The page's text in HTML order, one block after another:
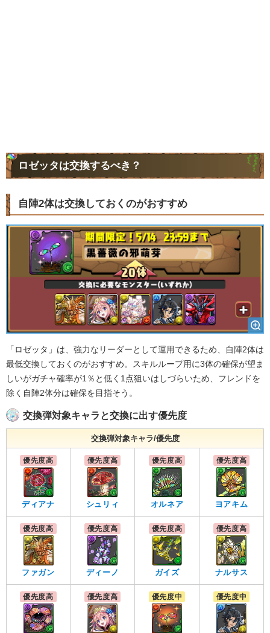
ロゼッタは交換するべき？
自陣2体は交換しておくのがおすすめ
「ロゼッタ」は、強力なリーダーとして運用できるため、自陣2体は
最低交換しておくのがおすすめ。スキルループ用に3体の確保が望ま
しいがガチャ確率が1％と低く1点狙いはしづらいため、フレンドを
除く自陣2体分は確保を目指そう。
交換弾対象キャラと交換に出す優先度
交換弾対象キャラ/優先度
優先度高
ディアナ
優先度高
シュリィ
優先度高
オルネア
優先度高
ヨアキム
優先度高
ファガン
優先度高
ディーノ
優先度高
ガイズ
優先度高
ナルサス
優先度高 優先度高 優先度中 優先度中